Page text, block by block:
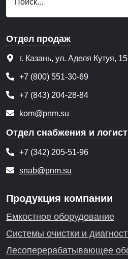
Отдел продаж
г. Казань, ул. Аделя Кутуя,
+7 (800) 551-30-69
+7 (843) 204-28-84
kom@pnm.su
Отдел снабжения и
+7 (342) 205-51-96
snab@pnm.su
Продукция компании
Емкостное оборудование
Системы очистки и
Лесоперерабатывающее